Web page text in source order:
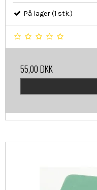
På lager (1 stk.)
55,00 DKK